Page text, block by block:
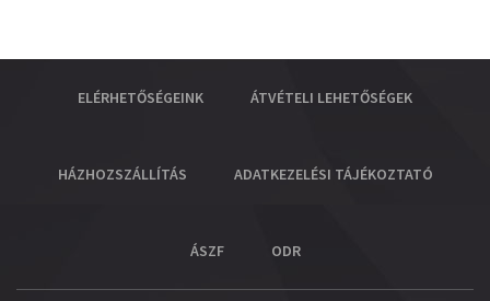
ELÉRHETŐSÉGEINK ÁTVÉTELI LEHETŐSÉGEK
HÁZHOZSZÁLLÍTÁS ADATKEZELÉSI TÁJÉKOZTATÓ
ÁSZF ODR